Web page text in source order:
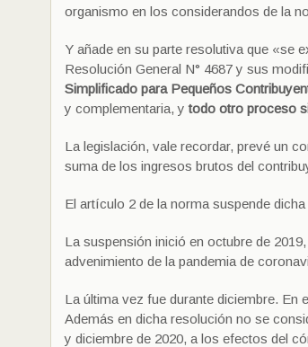
organismo en los considerandos de la
Y añade en su parte resolutiva que «se
Resolución General N° 4687 y sus
Simplificado para Pequeños
y complementaria, ytodo otro proceso
La legislación, vale recordar, prevé un
suma de los ingresos brutos del
El artículo 2 de la norma suspende
La suspensión inició en octubre de
advenimiento de la pandemia de
La última vez fue durante diciembre. En
Además en dicha resolución no se
y diciembre de 2020, a los efectos del